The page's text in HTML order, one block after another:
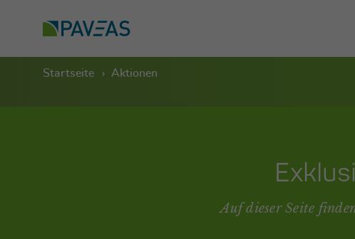
Startseite Aktionen
Auf dieser Seite